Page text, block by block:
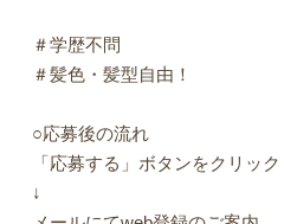
＃学歴不問
＃髪色・髪型自由！
○応募後の流れ
「応募する」ボタンをクリック
↓